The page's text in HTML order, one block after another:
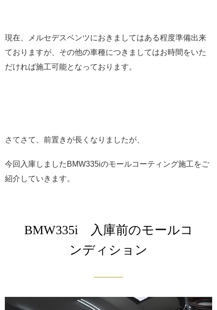
現在、メルセデスベンツにおきましてはある程度準備出来
ておりますが、その他の車種につきましてはお時間をいた
だければ施工可能となっております。
さてさて、前置きが長くなりましたが、
今回入庫しましたBMW335iのモールコーティング施工をご
紹介していきます。
BMW335i 入庫前のモールコ
ンディション